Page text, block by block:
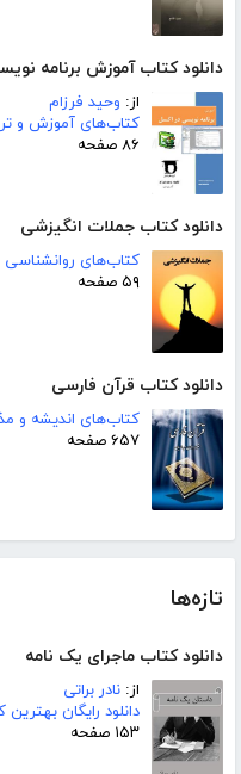
دانلود کتاب آموزش برنامه
از: وحید فرزام
کتاب‌های آموزش و
۸۶ صفحه
دانلود کتاب جملات انگیزشی
کتاب‌های روانشناسی
۵۹ صفحه
دانلود کتاب قرآن فارسی
کتاب‌های اندیشه و
۶۵۷ صفحه
تازه‌ها
دانلود کتاب ماجرای یک نامه
از: نادر براتی
دانلود رایگان
۱۵۳ صفحه